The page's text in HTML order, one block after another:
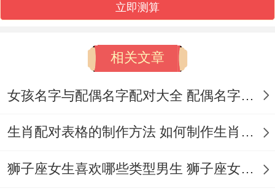
这种把人生过成资产负债表的状态;总让感性
水瓶座：宇宙级制冷的旁观者模式、十二星
座里的外星物种；
他们的冷漠是降维打击式的...
上帝视角观察人类情感样本...
立即测算
相关文章
女孩名字与配偶名字配对大全 配偶名字配对女孩版
生肖配对表格的制作方法 如何制作生肖配对表格
狮子座女生喜欢哪些类型男生 狮子座女生喜欢哪种男生